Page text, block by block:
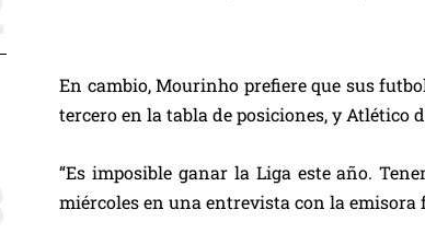
En cambio, Mourinho prefiere que sus
tercero en la tabla de posiciones, y Atlético
“Es imposible ganar la Liga este año.
miércoles en una entrevista con la emisora